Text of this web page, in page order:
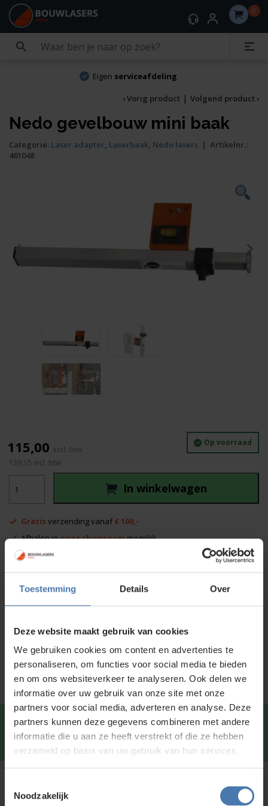
Toestemming Details Over
Deze website maakt gebruik van cookies
We gebruiken cookies om content en advertenties te
personaliseren, om functies voor social media te bieden
en om ons websiteverkeer te analyseren. Ook delen we
informatie over uw gebruik van onze site met onze
partners voor social media, adverteren en analyse. Deze
partners kunnen deze gegevens combineren met andere
informatie die u aan ze heeft verstrekt of die ze hebben
verzameld op basis van uw gebruik van hun services.
Noodzakelijk
0
Eigen serviceafdeling
‹ Vorig product | Volgend product ›
Nedo gevelbouw mini baak
Categorie: Laser adapter, Laserbaak, Nedo lasers | Artikelnr.:
461048
Op voorraad
gevelbouw
mini
aantal
139,15 incl. btw
In winkelwagen
115,00
Gratis verzending vanaf € 100,-
Afhalen inonze showroommogelijk
Voor 15:00 besteld is
Productinformatie
Service en kalibratie
Snel en direct contact?We beantwoorden je vragen
graag viaWhatsapp.